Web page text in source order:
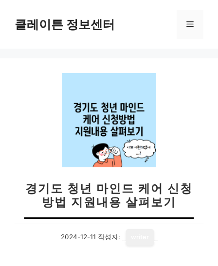
클레이튼 정보센터 메
경기도 청년 마인드 케어 신청
방법 지원내용 살펴보기
2024-12-11 작성자: